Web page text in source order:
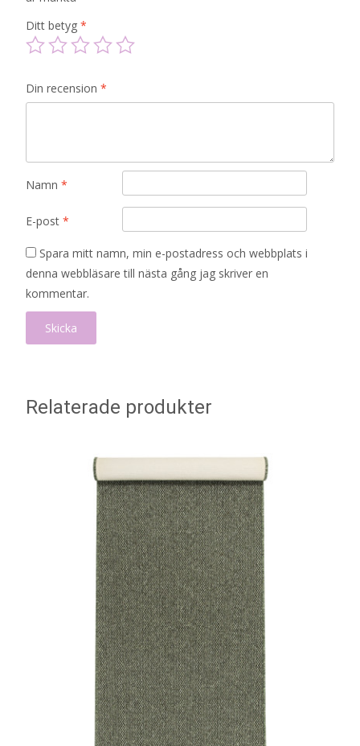
Ditt betyg *
Din recension *
Namn *
E-post *
Spara mitt namn, min e-postadress och webbplats i
denna webbläsare till nästa gång jag skriver en
kommentar.
Relaterade produkter